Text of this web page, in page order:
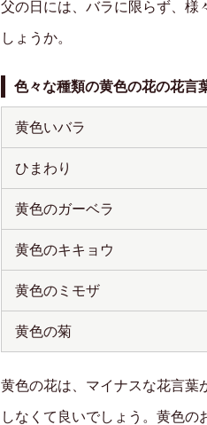
父の日には、バラに限らず、様
しょうか。
色々な種類の黄色の花の花言
黄色いバラ
ひまわり
黄色のガーベラ
黄色のキキョウ
黄色のミモザ
黄色の菊
黄色の花は、マイナスな花言葉
しなくて良いでしょう。黄色の